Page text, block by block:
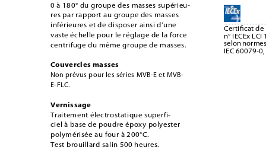
0 à 180° du groupe des masses supérieu-
res par rapport au groupe des masses
inférieures et de disposer ainsi d’une
vaste échelle pour le réglage de la force
centrifuge du même groupe de masses.
Couvercles masses
Non prévus pour les séries MVB-E et MVB-
E-FLC.
Vernissage
Traitement électrostatique superfi-
ciel à base de poudre époxy polyester
polymérisée au four à 200°C.
Test brouillard salin 500 heures.
Certiﬁcat
n° IECEx LCI
selon
IEC 60079-